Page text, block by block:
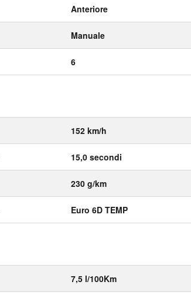
Anteriore
Manuale
6
152 km/h
15,0 secondi
230 g/km
Euro 6D TEMP
7,5 l/100Km